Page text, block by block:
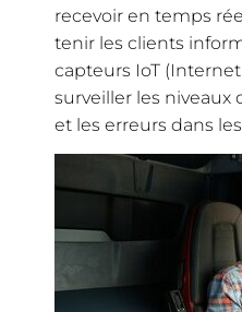
recevoir en temps
tenir les clients
capteurs IoT
surveiller les niveaux
et les erreurs dans